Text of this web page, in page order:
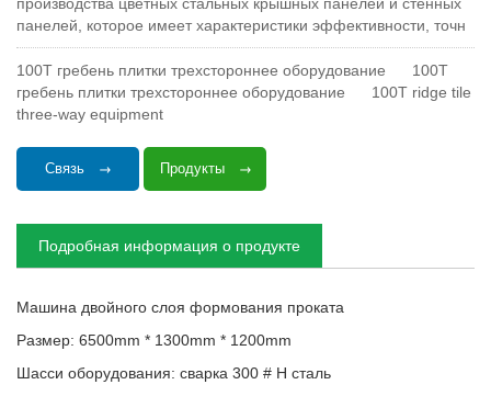
панелей, которое имеет характеристики эффективности, точн
100T гребень плитки трехстороннее оборудование
100T
гребень плитки трехстороннее оборудование
100T ridge tile
three-way equipment
Связь Продукты
Подробная информация о продукте
Машина двойного слоя формования проката
Размер: 6500mm * 1300mm * 1200mm
Шасси оборудования: сварка 300 # H сталь